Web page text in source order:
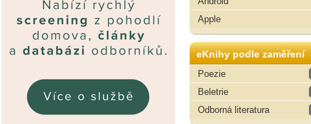
Apple
eKnihy podle zaměření
Poezie
Beletrie
Odborná literatura